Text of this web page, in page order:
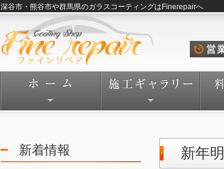
深谷市・熊谷市や群馬県のガラスコーティングはFinerepairへ
新着情報 新年